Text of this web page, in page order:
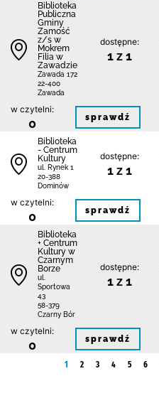
Biblio­teka
Publiczna
Gminy
Zamość
z/s w
Mokrem
Filia w
Zawadzie
Zawada 172
22-400
Zawada
dostępne:
1 z 1
w czytelni:
0 sprawdź
Biblioteka
- Centrum
Kultury
ul. Rynek 1
20-388
Dominów
dostępne:
1 z 1
w czytelni:
0 sprawdź
Biblioteka
+ Centrum
Kultury w
Czarnym
Borze
ul.
Sportowa
43
58-379
Czarny Bór
dostępne:
1 z 1
w czytelni:
0 sprawdź
1 2 3 4 5 6